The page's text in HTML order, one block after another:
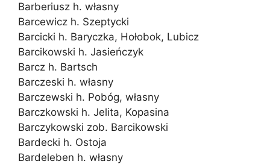
Barberiusz h. własny
Barcewicz h. Szeptycki
Barcicki h. Baryczka, Hołobok, Lubicz
Barcikowski h. Jasieńczyk
Barcz h. Bartsch
Barczeski h. własny
Barczewski h. Pobóg, własny
Barczkowski h. Jelita, Kopasina
Barczykowski zob. Barcikowski
Bardecki h. Ostoja
Bardeleben h. własny